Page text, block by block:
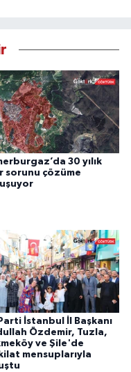
30 yılık
sorunu çözüme
İstanbul İl Başkanı
Özdemir, Tuzla,
ve Şile'de
mensuplarıyla